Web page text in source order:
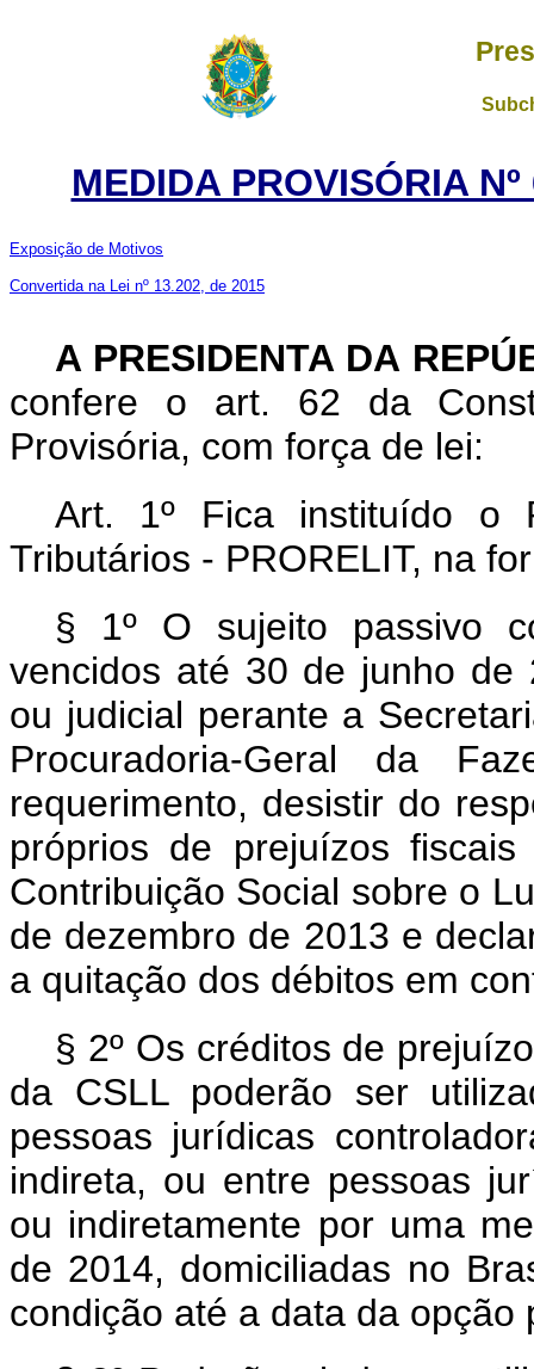
MEDIDA PROVISÓRIA
Exposição de Motivos
Convertida na Lei nº 13.202, de 2015
A PRESIDENTA DA
confere o art. 62 da
Provisória, com força de lei:
Art. 1º Fica instituído o
Tributários - PRORELIT, na
§ 1º O sujeito passivo
vencidos até 30 de junho de
ou judicial perante a
Procuradoria-Geral da
requerimento, desistir do
próprios de prejuízos
Contribuição Social sobre o
de dezembro de 2013 e
a quitação dos débitos em
§ 2º Os créditos de
da CSLL poderão ser
pessoas jurídicas
indireta, ou entre pessoas
ou indiretamente por uma
de 2014, domiciliadas no
condição até a data da opção